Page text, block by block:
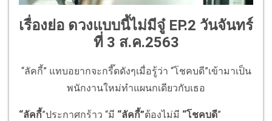
เรื่องย่อ ดวงแบบนี้ไม่มีจู๋ EP.2 วันจันทร์
ที่ 3 ส.ค.2563
“ลัคกี้” แทบอยากจะกรี๊ดดังๆเมื่อรู้ว่า “โชคบดี”เข้ามาเป็น
พนักงานใหม่ทำแผนกเดียวกับเธอ
“ลัคกี้”ประกาศกร้าว “มี “ลัคกี้”ต้องไม่มี “โชคบดี”